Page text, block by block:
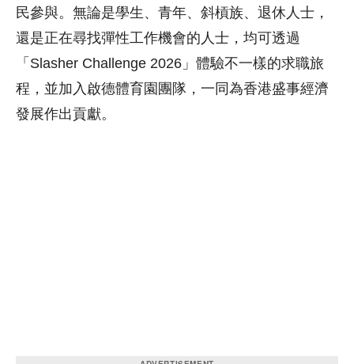
民參與。無論是學生、青年、斜槓族、退休人士，
還是正在尋找彈性工作機會的人士，均可透過
「Slasher Challenge 2026」體驗不一樣的求職旅
程，並加入啟德體育園團隊，一同為香港盛事經濟
發展作出貢獻。